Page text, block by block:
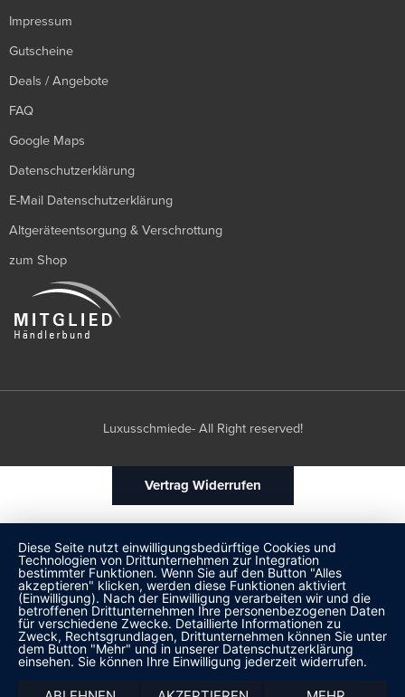
Impressum
Gutscheine
Deals / Angebote
FAQ
Google Maps
Datenschutzerklärung
E-Mail Datenschutzerklärung
Altgeräteentsorgung & Verschrottung
zum Shop
Luxusschmiede- All Right reserved!
Vertrag Widerrufen
Diese Seite nutzt einwilligungsbedürftige Cookies und
Technologien von Drittunternehmen zur Integration
bestimmter Funktionen. Wenn Sie auf den Button "Alles
akzeptieren" klicken, werden diese Funktionen aktiviert
(Einwilligung). Nach der Einwilligung verarbeiten wir und die
betroffenen Drittunternehmen Ihre personenbezogenen Daten
für verschiedene Zwecke. Detaillierte Informationen zu
Zweck, Rechtsgrundlagen, Drittunternehmen können Sie unter
dem Button "Mehr" und in unserer Datenschutzerklärung
einsehen. Sie können Ihre Einwilligung jederzeit widerrufen.